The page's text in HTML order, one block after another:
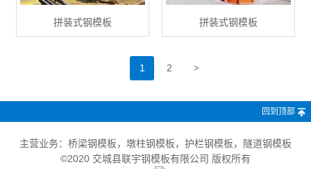
拼装式钢模板 拼装式钢模板
1 2 >
回到顶部
主营业务：桥梁钢模板，墩柱钢模板，护栏钢模板，隧道钢模板
©2020 交城县联宇钢模板有限公司 版权所有